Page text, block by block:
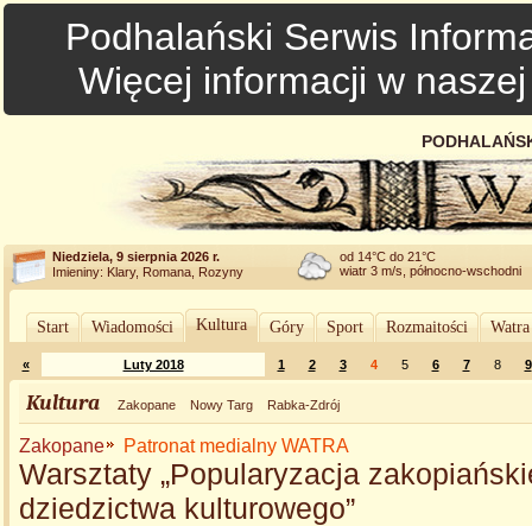
Podhalański Serwis
Więcej informacji w
Niedziela, 9 sierpnia 2026 r.
Imieniny: Klary, Romana, Rozyny
od 14°C do 21°C
wiatr 3 m/s, północno-wschodni
Start Wiadomości Kultura Góry Sport Rozmaitości
« Luty 2018 1 2 3 4 5 6 7 8 9
Kultura Zakopane Nowy Targ Rabka-Zdrój
Zakopane Patronat medialny WATRA
Warsztaty „Popularyzacja
dziedzictwa kulturowego”